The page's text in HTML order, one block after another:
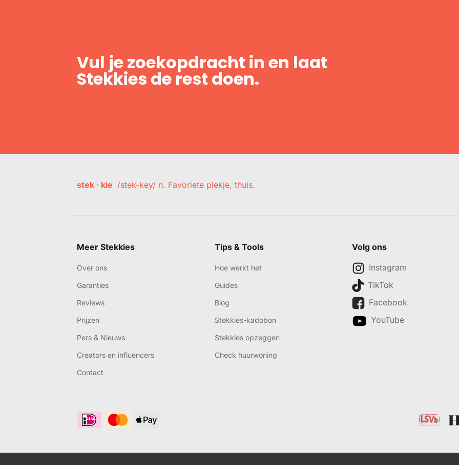
Vul je zoekopdracht in en laat
Stekkies de rest doen.
stek · kie /stek-key/ n. Favoriete plekje, thuis.
Meer Stekkies
Over ons
Garanties
Reviews
Prijzen
Pers & Nieuws
Creators en influencers
Contact
Tips & Tools
Hoe werkt het
Guides
Blog
Stekkies-kadobon
Stekkies opzeggen
Check huurwoning
Volg ons
Instagram
TikTok
Facebook
YouTube